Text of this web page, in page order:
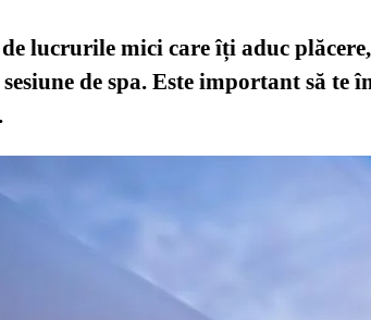
lucrurile mici care îți aduc
de spa. Este important să te